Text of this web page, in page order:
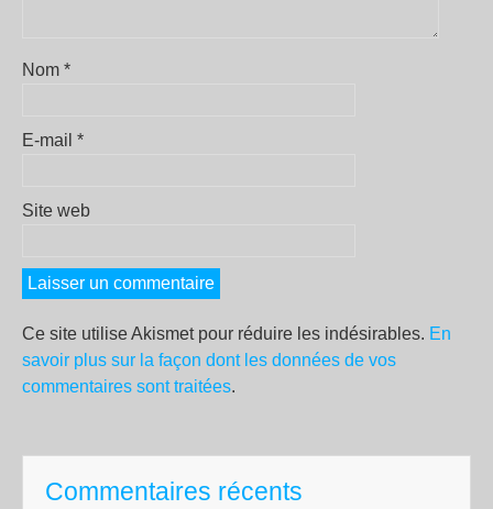
Nom *
E-mail *
Site web
Ce site utilise Akismet pour réduire les indésirables. En
savoir plus sur la façon dont les données de vos
commentaires sont traitées.
Commentaires récents